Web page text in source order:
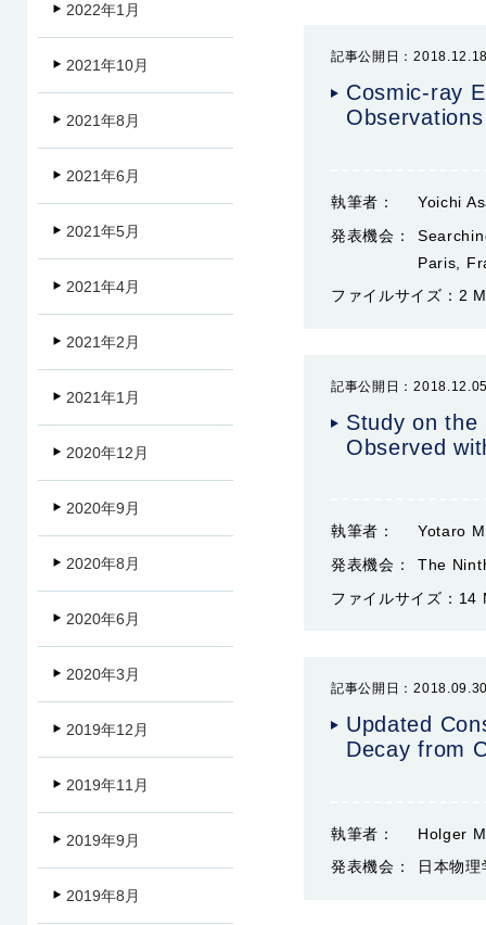
記事公開日：
Cosmic-ray
執筆者：
Yoichi
発表機会：
Paris,
ファイルサイズ： 2
記事公開日：
Study on the
Observed
執筆者：
Yotaro
発表機会：
The
ファイルサイズ： 14
記事公開日：
Updated
Decay from
執筆者：
Holger
発表機会：
日本物
2022年1月
2021年10月
2021年8月
2021年6月
2021年5月
2021年4月
2021年2月
2021年1月
2020年12月
2020年9月
2020年8月
2020年6月
2020年3月
2019年12月
2019年11月
2019年9月
2019年8月